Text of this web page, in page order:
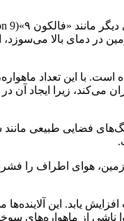
دمای بالا می‌سوزد،
با این تعداد
زیرا ایجاد آن در
فضایی طبیعی
هوای اطراف را
این آلاینده‌ها
از ماهواره‌های